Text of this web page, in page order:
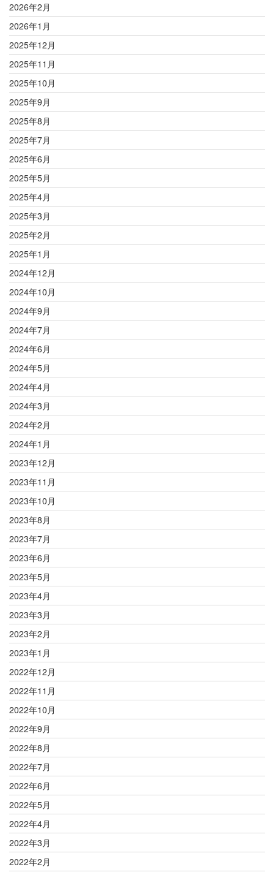
2026年2月
2026年1月
2025年12月
2025年11月
2025年10月
2025年9月
2025年8月
2025年7月
2025年6月
2025年5月
2025年4月
2025年3月
2025年2月
2025年1月
2024年12月
2024年10月
2024年9月
2024年7月
2024年6月
2024年5月
2024年4月
2024年3月
2024年2月
2024年1月
2023年12月
2023年11月
2023年10月
2023年8月
2023年7月
2023年6月
2023年5月
2023年4月
2023年3月
2023年2月
2023年1月
2022年12月
2022年11月
2022年10月
2022年9月
2022年8月
2022年7月
2022年6月
2022年5月
2022年4月
2022年3月
2022年2月